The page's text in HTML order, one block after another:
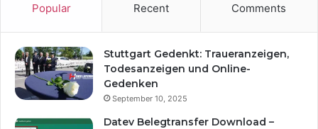
Popular Recent Comments
Stuttgart Gedenkt: Traueranzeigen,
Todesanzeigen und Online-
Gedenken
September 10, 2025
Datev Belegtransfer Download –